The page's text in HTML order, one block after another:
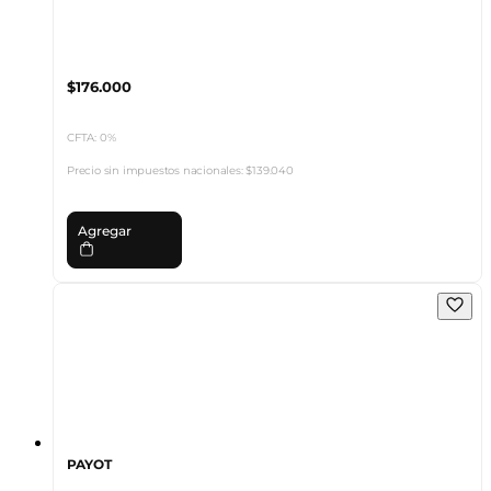
$176.000
CFTA: 0%
Precio sin impuestos nacionales:$139.040
Agregar
PAYOT